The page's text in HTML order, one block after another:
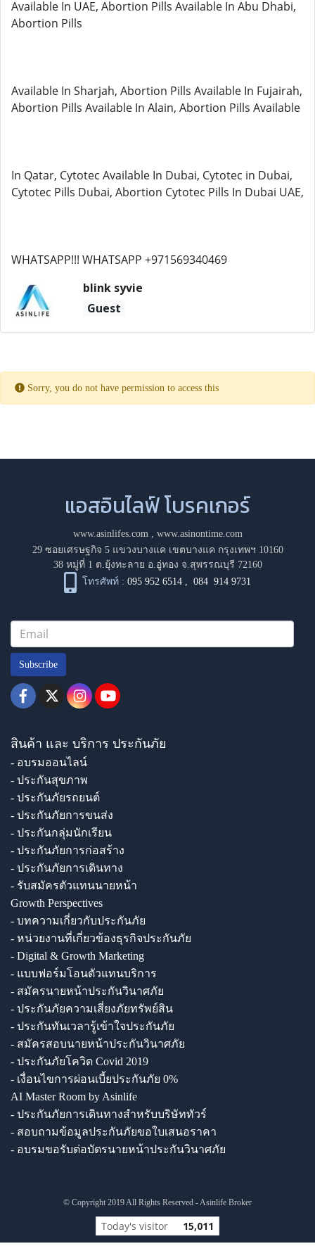
Available In UAE, Abortion Pills Available In Abu Dhabi,
Abortion Pills
Available In Sharjah, Abortion Pills Available In Fujairah,
Abortion Pills Available In Alain, Abortion Pills Available
In Qatar, Cytotec Available In Dubai, Cytotec in Dubai,
Cytotec Pills Dubai, Abortion Cytotec Pills In Dubai UAE,
WHATSAPP!!! WHATSAPP +971569340469
blink syvie
Guest
Sorry, you do not have permission to access this
แอสอินไลฟ์ โบรคเกอร์
www.asinlifes.com, www.asinontime.com
29 ซอยเศรษฐกิจ 5 แขวงบางแค เขตบางแค กรุงเทพฯ 10160
38 หมู่ที่ 1 ต.ยุ้งทะลาย อ.อู่ทอง จ.สุพรรณบุรี 72160
โทรศัพท์ : 095 952 6514 ,084 914 9731
Subscribe
สินค้า และ บริการ ประกันภัย
- อบรมออนไลน์
- ประกันสุขภาพ
- ประกันภัยรถยนต์
- ประกันภัยการขนส่ง
- ประกันกลุ่มนักเรียน
- ประกันภัยการก่อสร้าง
- ประกันภัยการเดินทาง
- รับสมัครตัวแทนนายหน้า
Growth Perspectives
- บทความเกี่ยวกับประกันภัย
- หน่วยงานที่เกี่ยวข้องธุรกิจประกันภัย
- Digital & Growth Marketing
- แบบฟอร์มโอนตัวแทนบริการ
- สมัครนายหน้าประกันวินาศภัย
- ประกันภัยความเสี่ยงภัยทรัพย์สิน
- ประกันทันเวลารู้เข้าใจประกันภัย
- สมัครสอบนายหน้าประกันวินาศภัย
- ประกันภัยโควิด Covid 2019
- เงื่อนไขการผ่อนเบี้ยประกันภัย 0%
AI Master Room by Asinlife
- ประกันภัยการเดินทางสำหรับบริษัททัวร์
- สอบถามข้อมูลประกันภัยขอใบเสนอราคา
- อบรมขอรับต่อบัตรนายหน้าประกันวินาศภัย
© Copyright 2019 All Rights Reserved - Asinlife Broker
Today's visitor 15,011